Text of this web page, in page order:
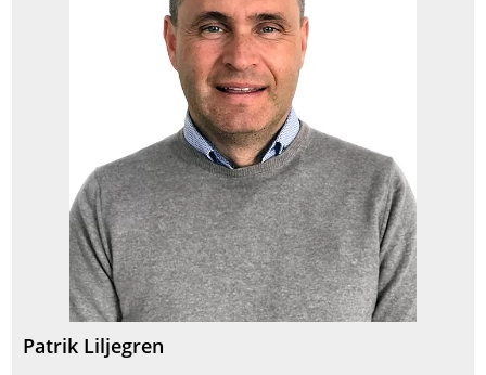
Patrik Liljegren